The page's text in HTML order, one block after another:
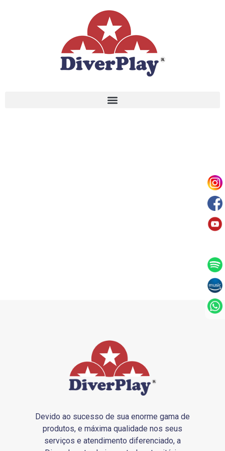
Devido ao sucesso de sua enorme gama de
produtos, e máxima qualidade nos seus
serviços e atendimento diferenciado, a